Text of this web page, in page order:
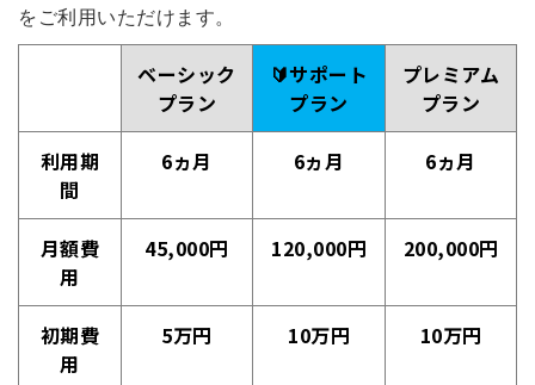
をご利用いただけます。
ベーシック
プラン
🔰サポート
プラン
プレミアム
プラン
利用期
間
6ヵ月 6ヵ月 6ヵ月
月額費
用
45,000円 120,000円 200,000円
初期費
用
5万円 10万円 10万円